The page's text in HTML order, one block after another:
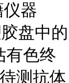
器
盘中的
有色终
测抗体